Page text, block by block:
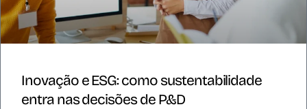
Inovação e ESG: como sustentabilidade
entra nas decisões de P&D